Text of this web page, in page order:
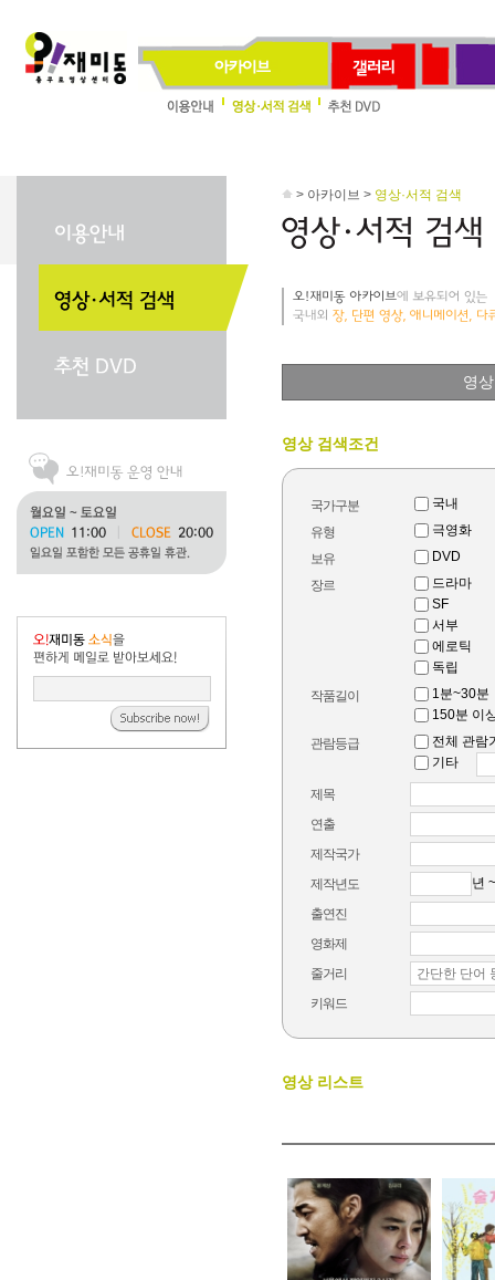
> 아카이브 > 영상·서적 검색
영상
영상 검색조건
국가구분
국내
유형
극영화
보유
DVD
장르
드라마
SF
서부
에로틱
독립
작품길이
1분~30분
150분 이
관람등급
전체 관람
기타
제목
연출
제작국가
제작년도
년
출연진
영화제
줄거리
키워드
영상 리스트